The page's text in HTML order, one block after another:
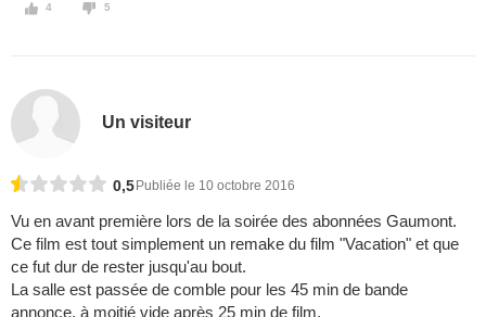
4 5
Un visiteur
0,5 Publiée le 10 octobre 2016
Vu en avant première lors de la soirée des abonnées Gaumont.
Ce film est tout simplement un remake du film "Vacation" et que
ce fut dur de rester jusqu'au bout.
La salle est passée de comble pour les 45 min de bande
annonce, à moitié vide après 25 min de film.